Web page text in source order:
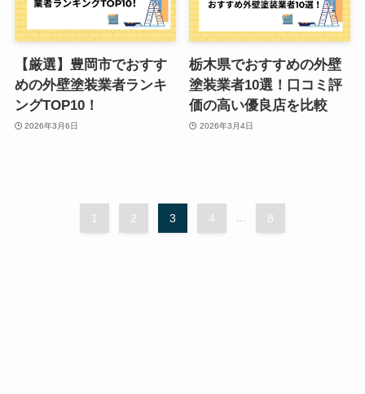
【厳選】豊岡市でおすす
めの外壁塗装業者ランキ
ングTOP10！
2026年3月6日
栃木県でおすすめの外壁
塗装業者10選！口コミ評
価の高い優良店を比較
2026年3月4日
1 2 3 4 ... 8